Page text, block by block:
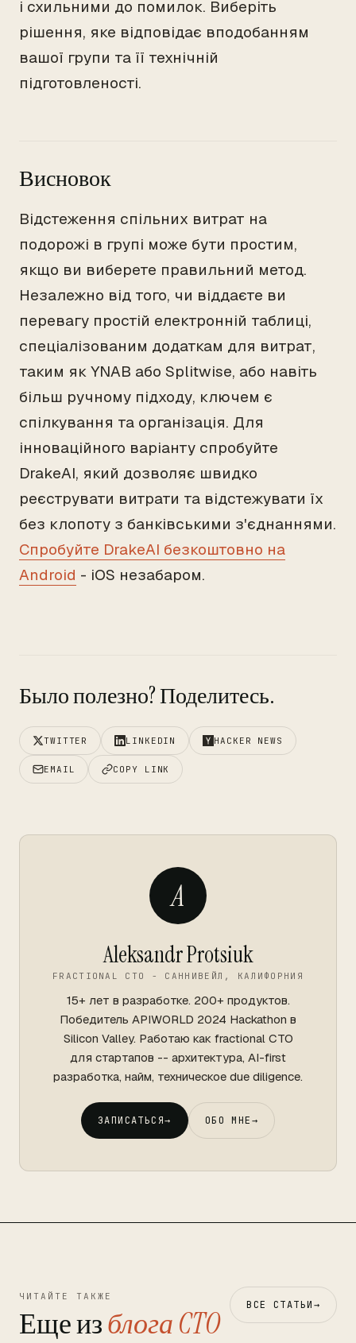
і схильними до помилок. Виберіть
рішення, яке відповідає вподобанням
вашої групи та її технічній
підготовленості.
Висновок
Відстеження спільних витрат на
подорожі в групі може бути простим,
якщо ви виберете правильний метод.
Незалежно від того, чи віддаєте ви
перевагу простій електронній таблиці,
спеціалізованим додаткам для витрат,
таким як YNAB або Splitwise, або навіть
більш ручному підходу, ключем є
спілкування та організація. Для
інноваційного варіанту спробуйте
DrakeAI, який дозволяє швидко
реєструвати витрати та відстежувати їх
без клопоту з банківськими з'єднаннями.
Спробуйте DrakeAI безкоштовно на
Android - iOS незабаром.
Было полезно? Поделитесь.
TWITTER LINKEDIN HACKER NEWS
EMAIL COPY LINK
A
Aleksandr Protsiuk
FRACTIONAL CTO - САННИВЕЙЛ, КАЛИФОРНИЯ
15+ лет в разработке. 200+ продуктов.
Победитель APIWORLD 2024 Hackathon в
Silicon Valley. Работаю как fractional CTO
для стартапов -- архитектура, AI-first
разработка, найм, техническое due diligence.
ЗАПИСАТЬСЯ→ ОБО МНЕ→
ЧИТАЙТЕ ТАКЖЕ
Еще изблога CTO ВСЕ СТАТЬИ→